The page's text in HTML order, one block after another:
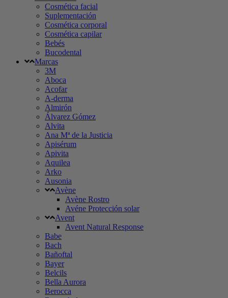
Cosmética facial
Suplementación
Cosmética corporal
Cosmética capilar
Bebés
Bucodental
Marcas
3M
Aboca
Acofar
A-derma
Almirón
Álvarez Gómez
Alvita
Ana Mª de la Justicia
Apisérum
Apivita
Aquilea
Arko
Ausonia
Avène
Avène Rostro
Avéne Protección solar
Avent
Avent Natural Response
Babe
Bach
Bañoftal
Bayer
Belcils
Bella Aurora
Berocca